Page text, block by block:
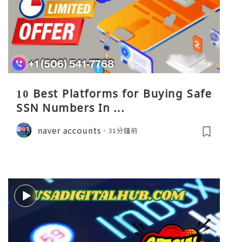
10 Best Platforms for Buying Safe
SSN Numbers In ...
naver accounts 31分鐘前